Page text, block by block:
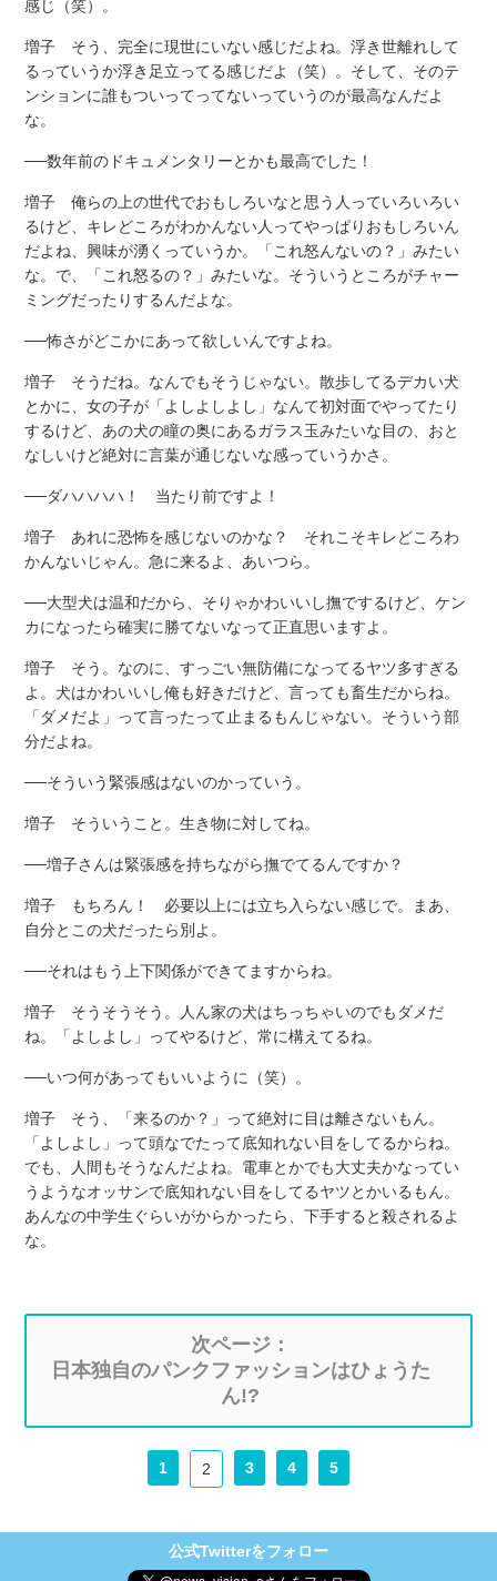
感じ（笑）。
増子 そう、完全に現世にいない感じだよね。浮き世離れして
るっていうか浮き足立ってる感じだよ（笑）。そして、そのテ
ンションに誰もついってってないっていうのが最高なんだよ
な。
──数年前のドキュメンタリーとかも最高でした！
増子 俺らの上の世代でおもしろいなと思う人っていろいろい
るけど、キレどころがわかんない人ってやっぱりおもしろいん
だよね、興味が湧くっていうか。「これ怒んないの？」みたい
な。で、「これ怒るの？」みたいな。そういうところがチャー
ミングだったりするんだよな。
──怖さがどこかにあって欲しいんですよね。
増子 そうだね。なんでもそうじゃない。散歩してるデカい犬
とかに、女の子が「よしよしよし」なんて初対面でやってたり
するけど、あの犬の瞳の奥にあるガラス玉みたいな目の、おと
なしいけど絶対に言葉が通じないな感っていうかさ。
──ダハハハハ！ 当たり前ですよ！
増子 あれに恐怖を感じないのかな？ それこそキレどころわ
かんないじゃん。急に来るよ、あいつら。
──大型犬は温和だから、そりゃかわいいし撫でするけど、ケン
カになったら確実に勝てないなって正直思いますよ。
増子 そう。なのに、すっごい無防備になってるヤツ多すぎる
よ。犬はかわいいし俺も好きだけど、言っても畜生だからね。
「ダメだよ」って言ったって止まるもんじゃない。そういう部
分だよね。
──そういう緊張感はないのかっていう。
増子 そういうこと。生き物に対してね。
──増子さんは緊張感を持ちながら撫でてるんですか？
増子 もちろん！ 必要以上には立ち入らない感じで。まあ、
自分とこの犬だったら別よ。
──それはもう上下関係ができてますからね。
増子 そうそうそう。人ん家の犬はちっちゃいのでもダメだ
ね。「よしよし」ってやるけど、常に構えてるね。
──いつ何があってもいいように（笑）。
増子 そう、「来るのか？」って絶対に目は離さないもん。
「よしよし」って頭なでたって底知れない目をしてるからね。
でも、人間もそうなんだよね。電車とかでも大丈夫かなってい
うようなオッサンで底知れない目をしてるヤツとかいるもん。
あんなの中学生ぐらいがからかったら、下手すると殺されるよ
な。
次ページ：
日本独自のパンクファッションはひょうた
ん!?
1 2 3 4 5
公式Twitterをフォロー